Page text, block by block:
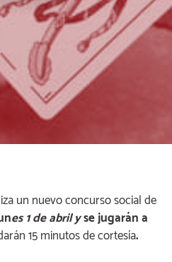
un nuevo concurso social de
es 1 de abril yse jugarán a
15 minutos de cortesía.